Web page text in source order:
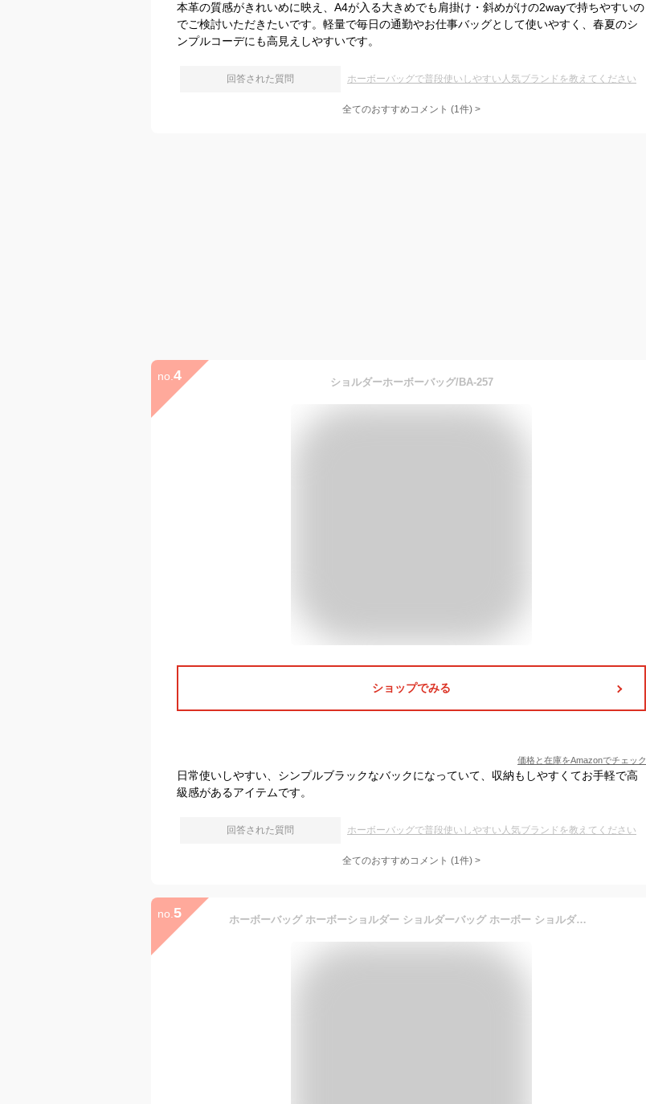
本革の質感がきれいめに映え、A4が入る大きめでも肩掛け・斜めがけの2wayで持ちやすいの
でご検討いただきたいです。軽量で毎日の通勤やお仕事バッグとして使いやすく、春夏のシ
ンプルコーデにも高見えしやすいです。
回答された質問 ホーボーバッグで普段使いしやすい人気ブランドを教えてください
全てのおすすめコメント (1件) >
no. 4 ショルダーホーボーバッグ/BA-257
ショップでみる
価格と在庫をAmazonでチェック
日常使いしやすい、シンプルブラックなバックになっていて、収納もしやすくてお手軽で高
級感があるアイテムです。
回答された質問 ホーボーバッグで普段使いしやすい人気ブランドを教えてください
全てのおすすめコメント (1件) >
no. 5 ホーボーバッグ ホーボーショルダー ショルダーバッグ ホーボー ショルダー ポケット レディース メンズ ブランド 大きめ 斜めがけ 大人 軽量 かっこいい ポリエステル 肩がけ a4 おしゃれ 可愛い かわいい ブラック 黒 グリーン 緑 2026 春 春夏 夏